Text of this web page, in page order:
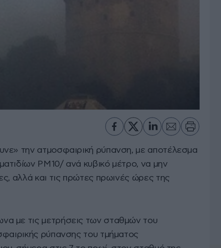
την ατμοσφαιρική ρύπανση, με αποτέλεσμα
ΡΜ10/ ανά κυβικό μέτρο, να μην
αλλά και τις πρώτες πρωινές ώρες της
με τις μετρήσεις των σταθμών του
ρύπανσης του τμήματος